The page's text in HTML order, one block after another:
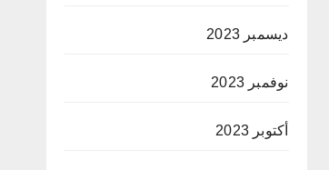
ديسمبر 2023
نوفمبر 2023
أكتوبر 2023